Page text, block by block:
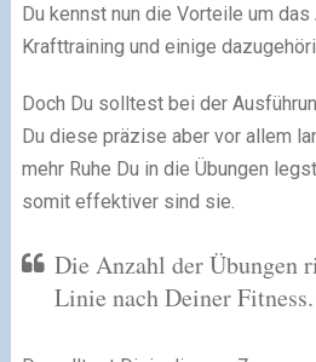
Du kennst nun die Vorteile um das
Krafttraining und einige
Doch Du solltest bei der
Du diese präzise aber vor allem
mehr Ruhe Du in die Übungen
somit effektiver sind sie.
Die Anzahl der Übungen
Linie nach Deiner Fitness.